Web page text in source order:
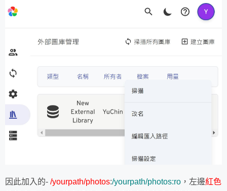
因此加入的- /yourpath/photos:/yourpath/photos:ro ，左邊紅色